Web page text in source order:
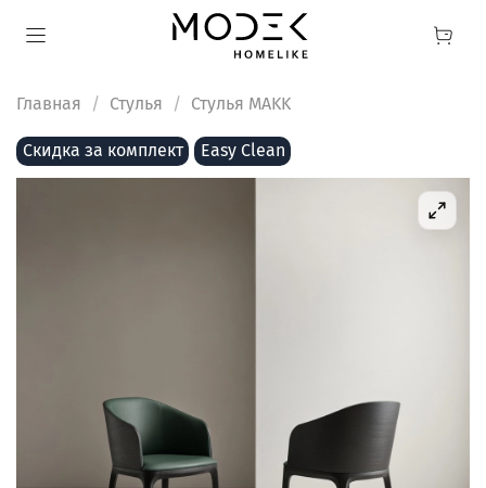
Главная Стулья Стулья MAKK
Скидка за комплект Easy Clean